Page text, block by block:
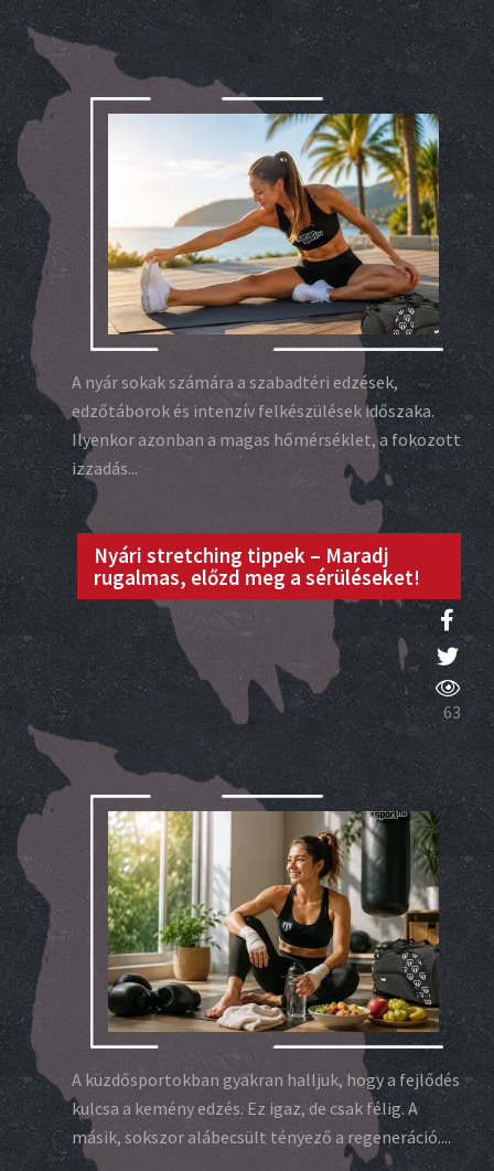
A nyár sokak számára a szabadtéri edzések,
edzőtáborok és intenzív felkészülések időszaka.
Ilyenkor azonban a magas hőmérséklet, a fokozott
izzadás...
Nyári stretching tippek – Maradj
rugalmas, előzd meg a sérüléseket!
63
A küzdősportokban gyakran halljuk, hogy a fejlődés
kulcsa a kemény edzés. Ez igaz, de csak félig. A
másik, sokszor alábecsült tényező a regeneráció....